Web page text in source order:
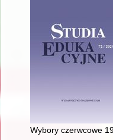
Wybory czerwcowe